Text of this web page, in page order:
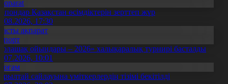
Қазақстан өсімдіктерін зерттеп жүр
17:30
ақпарат
ойындары – 2026» халықаралық турнирі басталды
10:01
сайлауына үміткерлердің тізімі бекітілді